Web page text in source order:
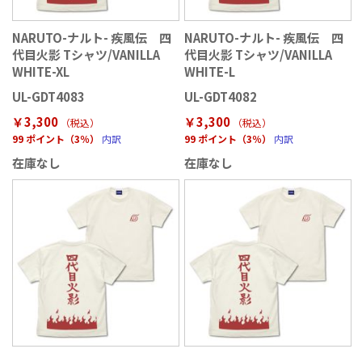
NARUTO-ナルト- 疾風伝 四
代目火影 Tシャツ/VANILLA
WHITE-XL
UL-GDT4083
￥3,300
（税込）
99 ポイント（3％）
内訳
在庫なし
NARUTO-ナルト- 疾風伝 四
代目火影 Tシャツ/VANILLA
WHITE-L
UL-GDT4082
￥3,300
（税込）
99 ポイント（3％）
内訳
在庫なし